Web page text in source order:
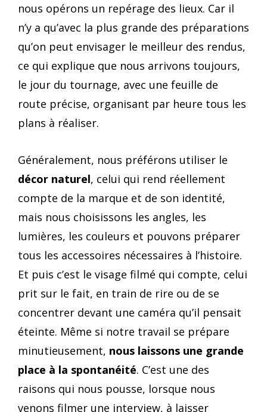
nous opérons un repérage des lieux. Car il
n’y a qu’avec la plus grande des préparations
qu’on peut envisager le meilleur des rendus,
ce qui explique que nous arrivons toujours,
le jour du tournage, avec une feuille de
route précise, organisant par heure tous les
plans à réaliser.
Généralement, nous préférons utiliser le
décor naturel, celui qui rend réellement
compte de la marque et de son identité,
mais nous choisissons les angles, les
lumières, les couleurs et pouvons préparer
tous les accessoires nécessaires à l’histoire.
Et puis c’est le visage filmé qui compte, celui
prit sur le fait, en train de rire ou de se
concentrer devant une caméra qu’il pensait
éteinte. Même si notre travail se prépare
minutieusement, nous laissons une grande
place à la spontanéité. C’est une des
raisons qui nous pousse, lorsque nous
venons filmer une interview, à laisser